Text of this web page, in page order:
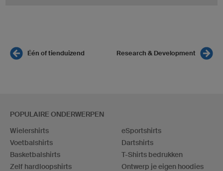
Één of tienduizend Research & Development
POPULAIRE ONDERWERPEN
Wielershirts
Voetbalshirts
Basketbalshirts
Zelf hardloopshirts
eSportshirts
Dartshirts
T-Shirts bedrukken
Ontwerp je eigen hoodies